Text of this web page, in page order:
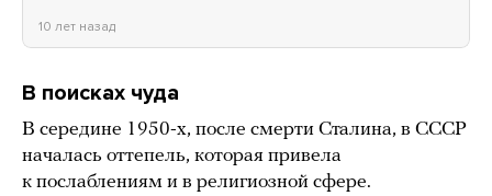
10 лет назад
В поисках чуда
В середине 1950-х, после смерти Сталина, в СССР
началась оттепель, которая привела
к послаблениям и в религиозной сфере.